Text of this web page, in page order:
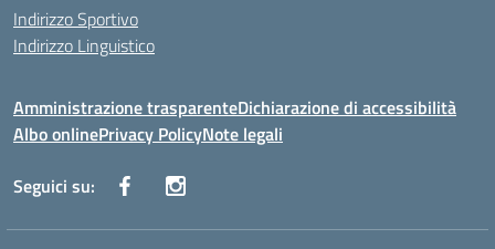
Indirizzo Sportivo
Indirizzo Linguistico
Amministrazione trasparenteDichiarazione di accessibilità
Albo onlinePrivacy PolicyNote legali
Seguici su: